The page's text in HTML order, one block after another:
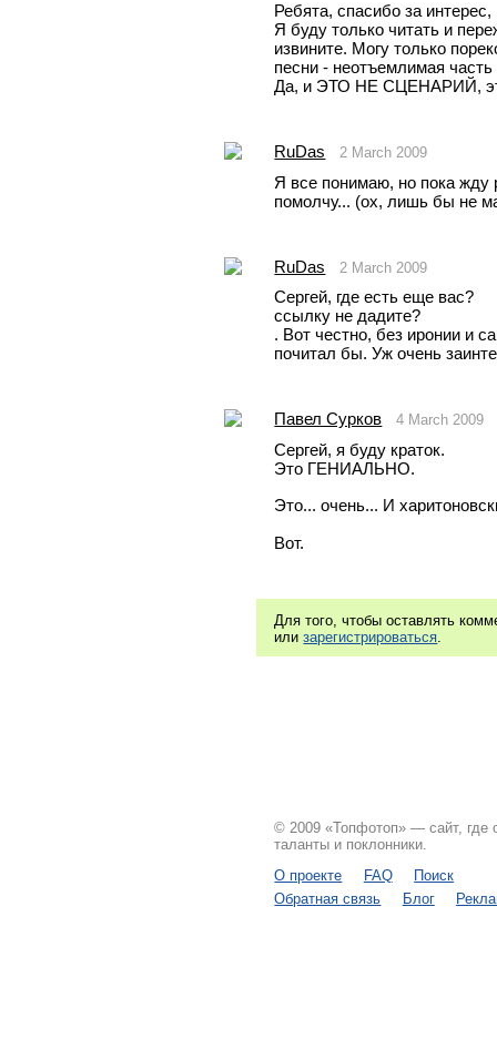
Ребята, спасибо за
Я буду только читать и
извините. Могу только
песни - неотъемлимая
Да, и ЭТО НЕ СЦЕНАРИЙ,
RuDas 2 March 2009
Я все понимаю, но пока жду
помолчу... (ох, лишь бы не
RuDas 2 March 2009
Сергей, где есть еще вас?
ссылку не дадите?
. Вот честно, без иронии и
почитал бы. Уж очень
Павел Сурков 4 March 2009
Сергей, я буду краток.
Это ГЕНИАЛЬНО.
Это... очень... И
Вот.
Для того, чтобы оставлять
илизарегистрироваться.
© 2009 «Топфотоп» — сайт, где
таланты и поклонники.
О проекте
FAQ
Поиск
Обратная связь
Блог